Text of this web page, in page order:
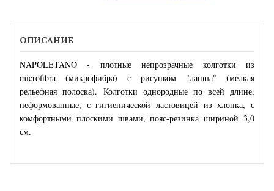
ОПИСАНИЕ
NAPOLETANO - плотные непрозрачные колготки из
microfibra (микрофибра) с рисунком "лапша" (мелкая
рельефная полоска). Колготки однородные по всей длине,
неформованные, с гигиенической ластовицей из хлопка, с
комфортными плоскими швами, пояс-резинка шириной 3,0
см.